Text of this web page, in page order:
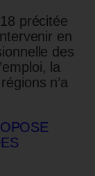
précitée
en
des
la
n’a